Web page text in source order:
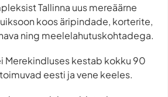
Tallinna uus mereäärne
koos äripindade, korterite,
ning meelelahutuskohtadega.
Merekindluses kestab kokku 90
eesti ja vene keeles.